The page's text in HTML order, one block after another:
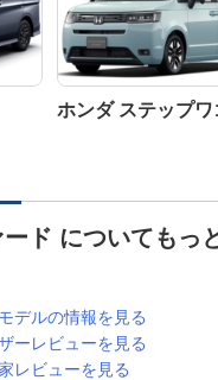
ホンダ ステップワ
ード についてもっ
デルの情報を見る
ーレビューを見る
レビューを見る